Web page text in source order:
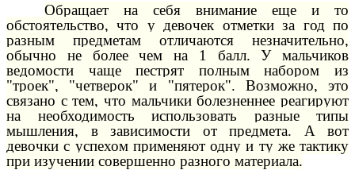
Обращает на себя внимание еще и то
обстоятельство, что у девочек отметки за год по
разным предметам отличаются незначительно,
обычно не более чем на 1 балл. У мальчиков
ведомости чаще пестрят полным набором из
"троек", "четверок" и "пятерок". Возможно, это
связано с тем, что мальчики болезненнее реагируют
на необходимость использовать разные типы
мышления, в зависимости от предмета. А вот
девочки с успехом применяют одну и ту же тактику
при изучении совершенно разного материала.